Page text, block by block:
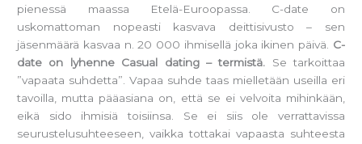
pienessä maassa Etelä-Euroopassa. C-date on
uskomattoman nopeasti kasvava deittisivusto – sen
jäsenmäärä kasvaa n. 20 000 ihmisellä joka ikinen päivä. C-
date on lyhenne Casual dating – termistä. Se tarkoittaa
”vapaata suhdetta”. Vapaa suhde taas mielletään useilla eri
tavoilla, mutta pääasiana on, että se ei velvoita mihinkään,
eikä sido ihmisiä toisiinsa. Se ei siis ole verrattavissa
seurustelusuhteeseen, vaikka tottakai vapaasta suhteesta